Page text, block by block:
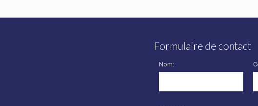
Formulaire de contact
Nom: